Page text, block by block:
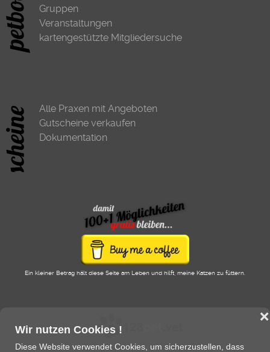
Wir nutzen Cookies !
Diese Website verwendet Cookies, um sicherzustellen, dass
❌
Gruppen
Veranstaltungen
kartengestützte Mitgliedersuche
Alle Praxen mit Angeboten
Gutscheine verkaufen
Dokumentation
Ein kleiner Betrag hält diese Seite am Leben und hilft, meine Katzen zu füttern.